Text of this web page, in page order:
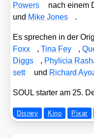
Powers
nach einem
und Mike Jones .
Es spre­chen in der
Foxx
,Tina Fey ,
Diggs
, Phy­li­cia
sett
und Richard
SOUL star­ter am 25.
Disney Kino Pixar